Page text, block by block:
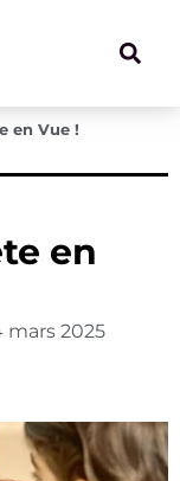
en Vue !
en
mars 2025